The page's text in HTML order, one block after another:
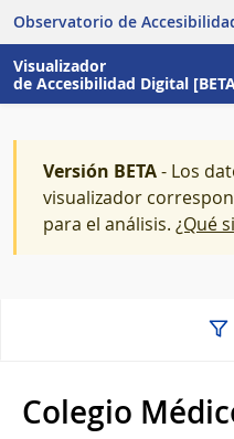
Observatorio de
Visualizador
de Accesibilidad Digital
Versión BETA- Los
visualizador
para el análisis. ¿Qué
Colegio